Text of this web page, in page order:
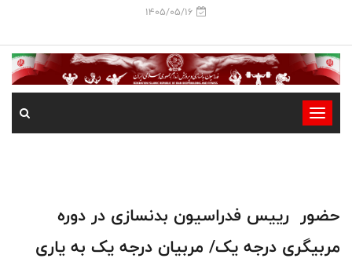
1405/05/16
-
-
-
حضور رییس فدراسیون بدنسازی در دوره
مربیگری درجه یک/ مربیان درجه یک به یاری